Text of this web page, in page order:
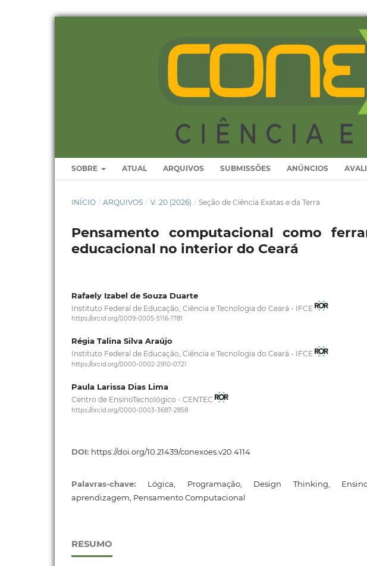
SOBRE ATUAL ARQUIVOS SUBMISSÕES ANÚNCIOS
INÍCIO / ARQUIVOS / V. 20 (2026) / Seção de Ciência Exatas e da Terra
Pensamento computacional como
educacional no interior do Ceará
Rafaely Izabel de Souza Duarte
Instituto Federal de Educação, Ciência e Tecnologia do Ceará - IFCE
https://orcid.org/0009-0005-5116-1781
Régia Talina Silva Araújo
Instituto Federal de Educação, Ciência e Tecnologia do Ceará - IFCE
https://orcid.org/0000-0002-2910-0721
Paula Larissa Dias Lima
Centro de EnsinoTecnológico - CENTEC
https://orcid.org/0000-0003-3687-2858
DOI: https://doi.org/10.21439/conexoes.v20.4114
Palavras-chave: Lógica, Programação, Design Thinking,
aprendizagem, Pensamento Computacional
RESUMO